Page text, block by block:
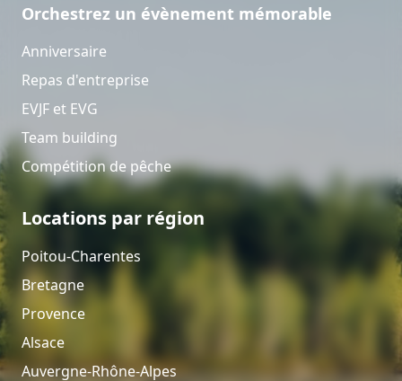
Orchestrez un évènement mémorable
Anniversaire
Repas d'entreprise
EVJF et EVG
Team building
Compétition de pêche
Locations par région
Poitou-Charentes
Bretagne
Provence
Alsace
Auvergne-Rhône-Alpes